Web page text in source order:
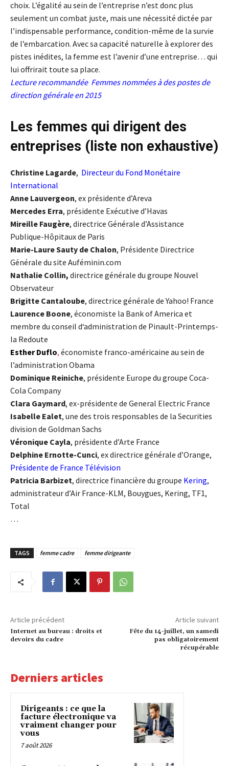
choix. L’égalité au sein de l’entreprise n’est donc plus
seulement un combat juste, mais une nécessité dictée par
l’indispensable performance, condition-même de la survie
de l’embarcation. Avec sa capacité naturelle à explorer des
pistes inédites, la femme est l’avenir d’une entreprise… qui
lui offrirait toute sa place.
Lecture recommandée Femmes nommées à des postes de
direction générale en 2015
Les femmes qui dirigent des
entreprises (liste non exhaustive)
Christine Lagarde, Directeur du Fond Monétaire
International
Anne Lauvergeon, ex présidente d’Areva
Mercedes Erra, présidente Exécutive d’Havas
Mireille Faugère, directrice Générale d’Assistance
Publique-Hôpitaux de Paris
Marie-Laure Sauty de Chalon, Présidente Directrice
Générale du site Auféminin.com
Nathalie Collin, directrice générale du groupe Nouvel
Observateur
Brigitte Cantaloube, directrice générale de Yahoo! France
Laurence Boone, économiste la Bank of America et
membre du conseil d‘administration de Pinault-Printemps-
la Redoute
Esther Duflo, économiste franco-américaine au sein de
l’administration Obama
Dominique Reiniche, présidente Europe du groupe Coca-
Cola Company
Clara Gaymard, ex-présidente de General Electric France
Isabelle Ealet, une des trois responsables de la Securities
division de Goldman Sachs
Véronique Cayla, présidente d’Arte France
Delphine Ernotte-Cunci, ex directrice générale d’Orange,
Présidente de France Télévision
Patricia Barbizet, directrice financière du groupe Kering,
administrateur d’Air France-KLM, Bouygues, Kering, TF1,
Total
…
TAGS femme cadre femme dirigeante
Article précédent
Internet au bureau : droits et
devoirs du cadre
Article suivant
Fête du 14-juillet, un samedi
pas obligatoirement
récupérable
Derniers articles
Dirigeants : ce que la
facture électronique va
vraiment changer pour
vous
7 août 2026